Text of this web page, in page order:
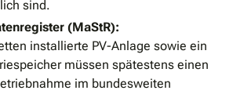
sind.
(MaStR):
installierte PV-Anlage sowie ein
müssen spätestens einen
im bundesweiten